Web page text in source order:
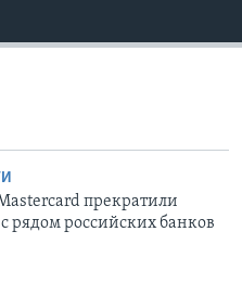
прекратили
с рядом российских банков